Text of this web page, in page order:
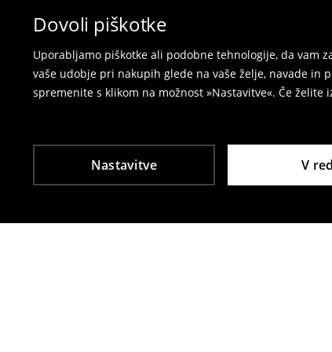
Dovoli piškotke
Uporabljamo piškotke ali podobne tehnologije, da vam
vaše udobje pri nakupih glede na vaše želje, navade
spremenite s klikom na možnost »Nastavitve«. Če
Nastavitve V